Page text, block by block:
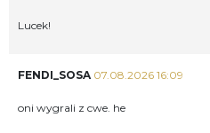
Lucek!
FENDI_SOSA 07.08.2026 16:09
oni wygrali z cwe. he